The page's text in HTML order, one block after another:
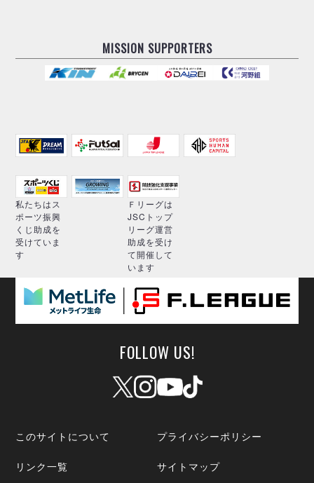
MISSION SUPPORTERS
私たちはス
ポーツ振興
くじ助成を
受けていま
す
Ｆリーグは
JSCトップ
リーグ運営
助成を受け
て開催して
います
FOLLOW US!
このサイトについて プライバシーポリシー
リンク一覧 サイトマップ